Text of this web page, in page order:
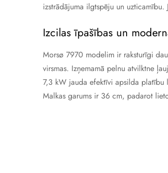
izstrādājuma ilgtspēju un uzticamību.
Izcilas īpašības un
Morsø 7970 modelim ir raksturīgi
virsmas. Izņemamā pelnu atvilktne
7,3 kW jauda efektīvi apsilda platību
Malkas garums ir 36 cm, padarot